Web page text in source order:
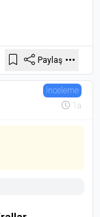
Paylaş
İnceleme
1a